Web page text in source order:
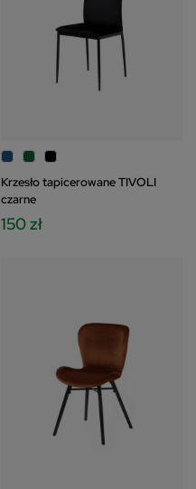
Krzesło tapicerowane TIVOLI
czarne
150 zł